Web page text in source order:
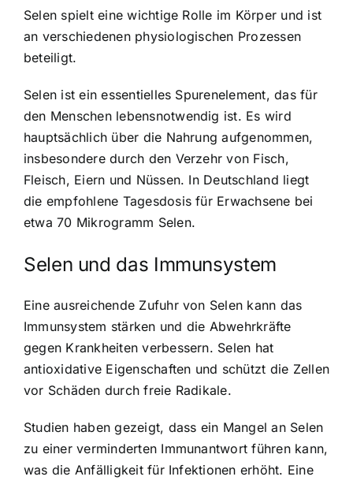
Selen spielt eine wichtige Rolle im Körper und ist
an verschiedenen physiologischen Prozessen
beteiligt.
Selen ist ein essentielles Spurenelement, das für
den Menschen lebensnotwendig ist. Es wird
hauptsächlich über die Nahrung aufgenommen,
insbesondere durch den Verzehr von Fisch,
Fleisch, Eiern und Nüssen. In Deutschland liegt
die empfohlene Tagesdosis für Erwachsene bei
etwa 70 Mikrogramm Selen.
Selen und das Immunsystem
Eine ausreichende Zufuhr von Selen kann das
Immunsystem stärken und die Abwehrkräfte
gegen Krankheiten verbessern. Selen hat
antioxidative Eigenschaften und schützt die Zellen
vor Schäden durch freie Radikale.
Studien haben gezeigt, dass ein Mangel an Selen
zu einer verminderten Immunantwort führen kann,
was die Anfälligkeit für Infektionen erhöht. Eine